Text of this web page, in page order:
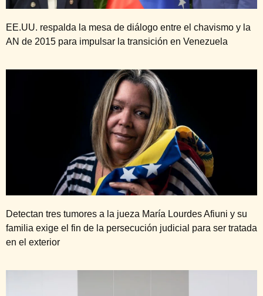
EE.UU. respalda la mesa de diálogo entre el chavismo y la
AN de 2015 para impulsar la transición en Venezuela
Detectan tres tumores a la jueza María Lourdes Afiuni y su
familia exige el fin de la persecución judicial para ser tratada
en el exterior